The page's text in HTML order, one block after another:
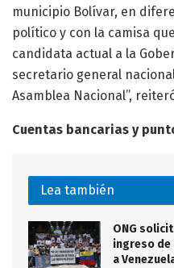
municipio Bolívar, en
político y con la camisa
candidata actual a la
secretario general
Asamblea Nacional”,
Cuentas bancarias y
Lea también
ONG
ingreso
a